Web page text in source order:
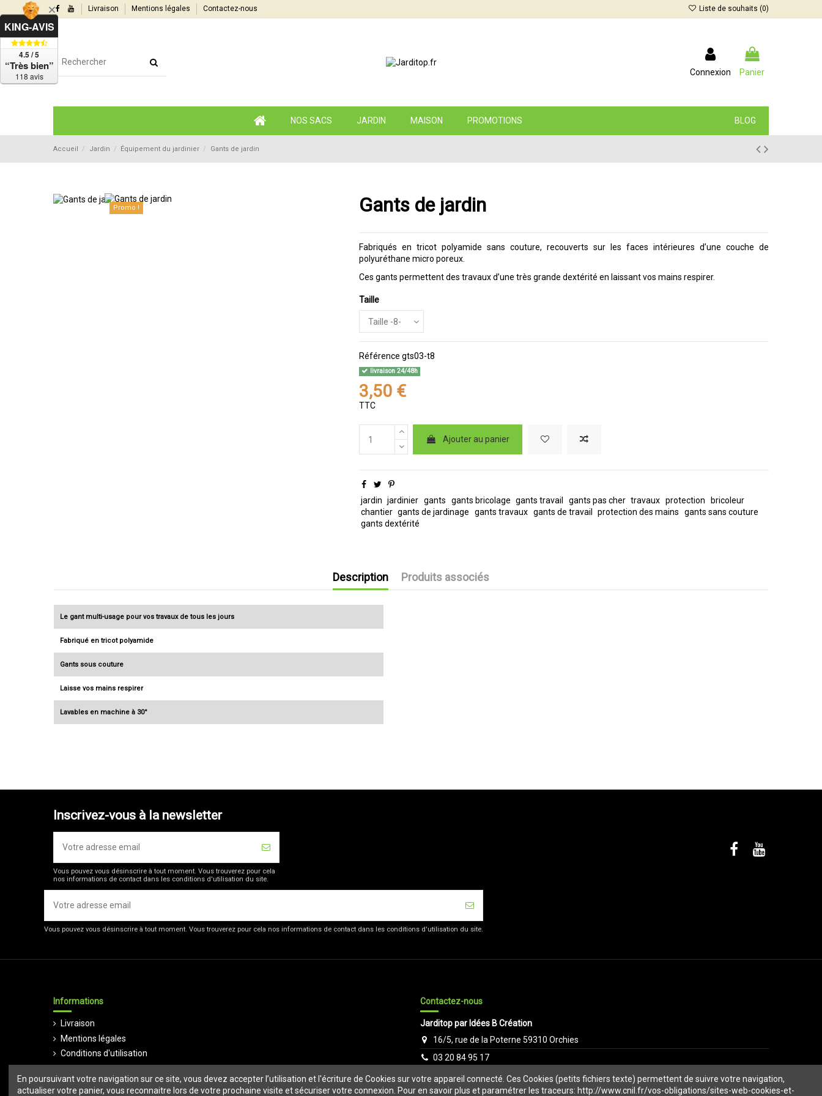
Livraison Mentions légales Contactez-nous Liste de souhaits (0)
Connexion Panier
NOS SACS JARDIN MAISON PROMOTIONS BLOG
Accueil Jardin Équipement du jardinier Gants de jardin
Promo ! Gants de jardin
Fabriqués en tricot polyamide sans couture, recouverts sur les faces intérieures d’une couche de
polyuréthane micro poreux.
Ces gants permettent des travaux d’une très grande dextérité en laissant vos mains respirer.
Taille
Référence gts03-t8
livraison 24/48h
3,50 €
TTC
Ajouter au panier
jardin jardinier gants gants bricolage gants travail gants pas cher travaux protection
bricoleur
chantier gants de jardinage gants travaux gants de travail protection des mains
gants sans couture
gants dextérité
Description Produits associés
Le gant multi-usage pour vos travaux de tous les jours
Fabriqué en tricot polyamide
Gants sous couture
Laisse vos mains respirer
Lavables en machine à 30°
Inscrivez-vous à la newsletter
Vous pouvez vous désinscrire à tout moment. Vous trouverez pour cela
nos informations de contact dans les conditions d'utilisation du site.
Vous pouvez vous désinscrire à tout moment. Vous trouverez pour cela nos informations de contact dans les conditions d'utilisation du site.
Informations
Livraison
Mentions légales
Conditions d'utilisation
Règles de confidentialité
Contactez-nous
Jarditop par Idées B Création
16/5, rue de la Poterne 59310 Orchies
03 20 84 95 17
echange-clients@jarditop.fr
En poursuivant votre navigation sur ce site, vous devez accepter l’utilisation et l'écriture de Cookies sur votre appareil connecté. Ces Cookies (petits fichiers texte) permettent de suivre votre navigation,
actualiser votre panier, vous reconnaitre lors de votre prochaine visite et sécuriser votre connexion. Pour en savoir plus et paramétrer les traceurs: http://www.cnil.fr/vos-obligations/sites-web-cookies-et-
KING-AVIS
4.5 / 5
“Très bien”
118 avis